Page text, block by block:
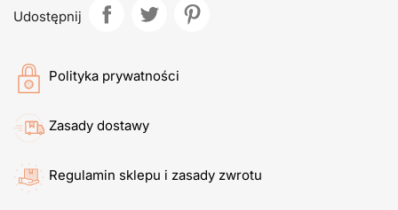
Udostępnij
Polityka prywatności
Zasady dostawy
Regulamin sklepu i zasady zwrotu